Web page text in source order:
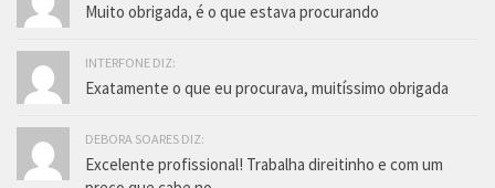
Muito obrigada, é o que estava procurando
INTERFONE DIZ:
Exatamente o que eu procurava, muitíssimo obrigada
DEBORA SOARES DIZ:
Excelente profissional! Trabalha direitinho e com um